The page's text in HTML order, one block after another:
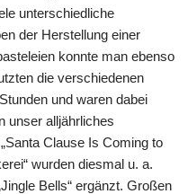
unterschiedliche
der Herstellung einer
konnte man ebenso
die verschiedenen
und waren dabei
unser alljährliches
Clause Is Coming to
wurden diesmal u. a.
Bells“ ergänzt. Großen